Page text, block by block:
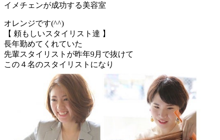
イメチェンが成功する美容室
オレンジです(^^)
【 頼もしいスタイリスト達 】
長年勤めてくれていた
先輩スタイリストが昨年9月で抜けて
この４名のスタイリストになり